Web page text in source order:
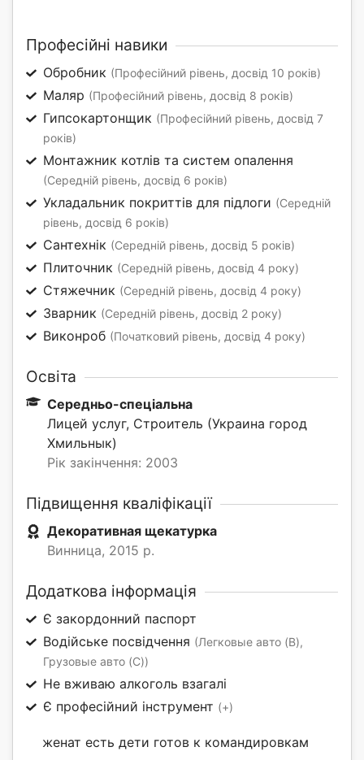
Професійні навики
Обробник (Професійний рівень, досвід 10 років)
Маляр (Професійний рівень, досвід 8 років)
Гипсокартонщик (Професійний рівень, досвід 7
років)
Монтажник котлів та систем опалення
(Середній рівень, досвід 6 років)
Укладальник покриттів для підлоги (Середній
рівень, досвід 6 років)
Сантехнік (Середній рівень, досвід 5 років)
Плиточник (Середній рівень, досвід 4 року)
Стяжечник (Середній рівень, досвід 4 року)
Зварник (Середній рівень, досвід 2 року)
Виконроб (Початковий рівень, досвід 4 року)
Освіта
Середньо-спеціальна
Лицей услуг, Строитель (Украина город
Хмильнык)
Рік закінчення: 2003
Підвищення кваліфікації
Декоративная щекатурка
Винница, 2015 р.
Додаткова інформація
Є закордонний паспорт
Водійське посвідчення (Легковые авто (B),
Грузовые авто (C))
Не вживаю алкоголь взагалі
Є професійний інструмент (+)
женат есть дети готов к командировкам